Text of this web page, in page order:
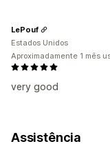
very good
LePouf
Estados Unidos
Aproximadamente 1 mês
Assistência